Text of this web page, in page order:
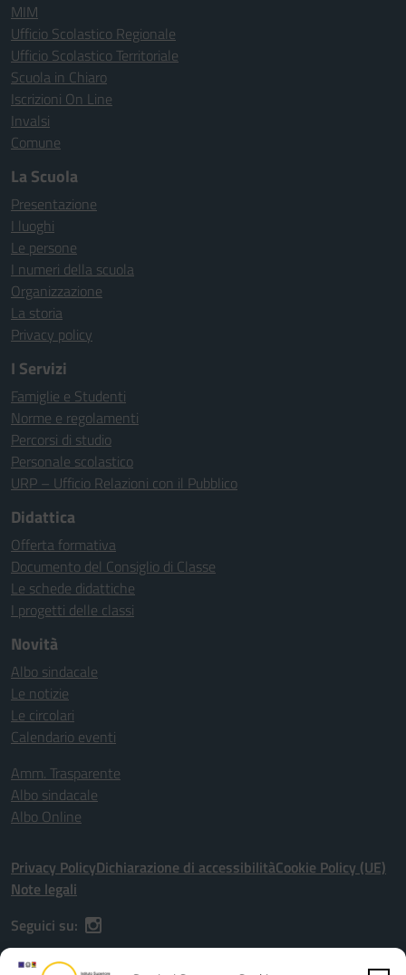
MIM
Ufficio Scolastico Regionale
Ufficio Scolastico Territoriale
Scuola in Chiaro
Iscrizioni On Line
Invalsi
Comune
La Scuola
Presentazione
I luoghi
Le persone
I numeri della scuola
Organizzazione
La storia
Privacy policy
I Servizi
Famiglie e Studenti
Norme e regolamenti
Percorsi di studio
Personale scolastico
URP – Ufficio Relazioni con il Pubblico
Didattica
Offerta formativa
Documento del Consiglio di Classe
Le schede didattiche
I progetti delle classi
Novità
Albo sindacale
Le notizie
Le circolari
Calendario eventi
Amm. Trasparente
Albo sindacale
Albo Online
Privacy PolicyDichiarazione di accessibilitàCookie Policy (UE)
Note legali
Seguici su: